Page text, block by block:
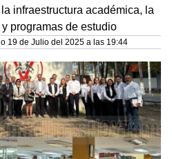
infraestructura académica, la
programas de estudio
19 de Julio del 2025 a las 19:44